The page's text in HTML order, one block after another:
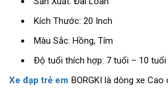
Kích Thước: 20 Inch
Màu Sắc: Hồng, Tím
Độ tuổi thích hợp: 7 tuổi – 10 tuổi
Xe đạp trẻ em BORGKI là dòng xe